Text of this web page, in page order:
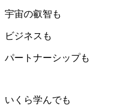
宇宙の叡智も
ビジネスも
パートナーシップも
いくら学んでも